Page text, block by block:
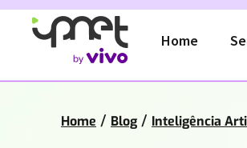
Home
Home / Blog / Inteligência